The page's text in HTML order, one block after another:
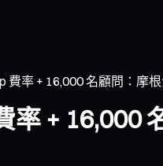
費率 + 16,000 名顧問：摩
率 + 16,000